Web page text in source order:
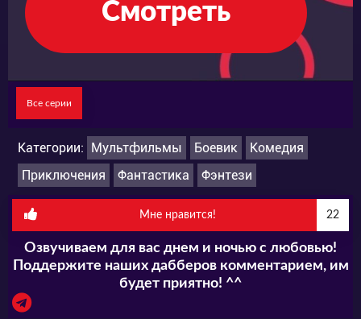
Смотреть
Все серии
Категории: Мультфильмы Боевик
Комедия
Приключения
Фантастика Фэнтези
Мне нравится! 22
Озвучиваем для вас днем и ночью с любовью!
Поддержите наших дабберов комментарием, им
будет приятно! ^^